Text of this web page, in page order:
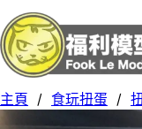
主頁 / 食玩扭蛋 /